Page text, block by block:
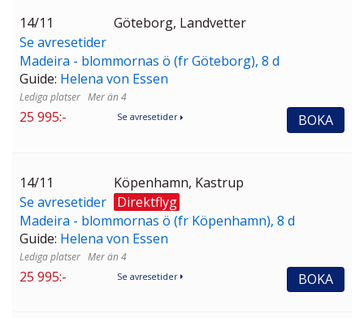
14/11
Se avresetider
Göteborg, Landvetter
Madeira - blommornas ö (fr Göteborg), 8 d
Guide: Helena von Essen
Mer än 4
25 995:- BOKA
Se avresetider
14/11
Se avresetider
Köpenhamn, Kastrup
Direktflyg
Madeira - blommornas ö (fr Köpenhamn), 8 d
Guide: Helena von Essen
Mer än 4
25 995:- BOKA
Se avresetider